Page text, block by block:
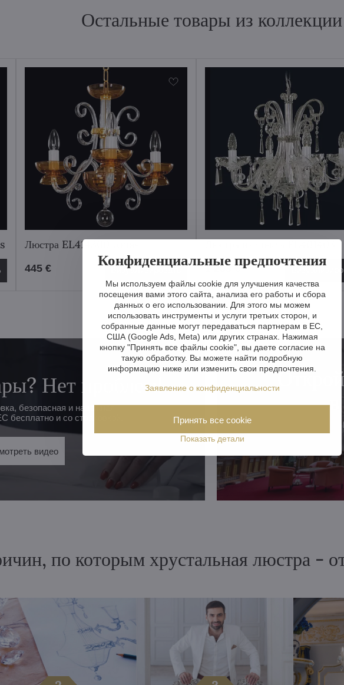
Остальные товары из коллекции
Люстра EL414300 topas
445 € Визуализировать 1 203 €
Нет проблем!
безопасная и надежная
бесплатно и со страховкой.
видео
по которым хрустальная люстра -
Конфиденциальные предпочтения
Мы используем файлы cookie для улучшения качества
посещения вами этого сайта, анализа его работы и сбора
данных о его использовании. Для этого мы можем
использовать инструменты и услуги третьих сторон, и
собранные данные могут передаваться партнерам в ЕС,
США (Google Ads, Meta) или других странах. Нажимая
кнопку "Принять все файлы cookie", вы даете согласие на
такую обработку. Вы можете найти подробную
информацию ниже или изменить свои предпочтения.
Заявление о конфиденциальности
Показать детали
Принять все cookie